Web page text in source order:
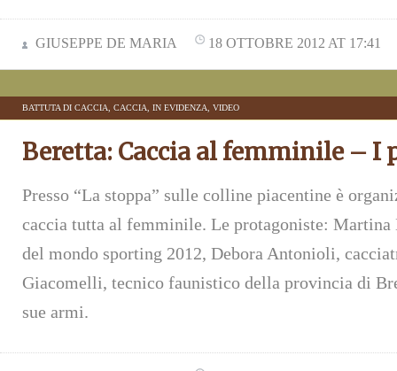
GIUSEPPE DE MARIA 18 OTTOBRE 2012 AT 17:41
BATTUTA DI CACCIA CACCIA IN EVIDENZA VIDEO
Beretta: Caccia al femminile – I
Presso “La stoppa” sulle colline piacentine è
caccia tutta al femminile. Le protagoniste: Martina
del mondo sporting 2012, Debora Antonioli,
Giacomelli, tecnico faunistico della provincia di
sue armi.